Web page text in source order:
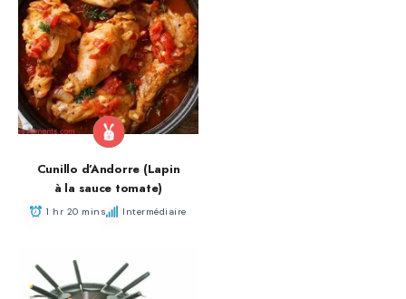
Cunillo d’Andorre (Lapin
à la sauce tomate)
1 hr 20 mins Intermédiaire